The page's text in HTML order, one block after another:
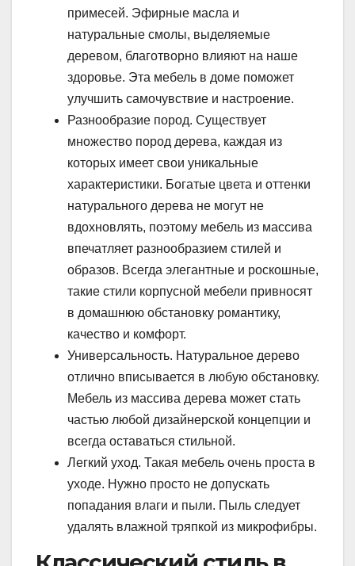
примесей. Эфирные масла и
натуральные смолы, выделяемые
деревом, благотворно влияют на наше
здоровье. Эта мебель в доме поможет
улучшить самочувствие и настроение.
Разнообразие пород. Существует
множество пород дерева, каждая из
которых имеет свои уникальные
характеристики. Богатые цвета и оттенки
натурального дерева не могут не
вдохновлять, поэтому мебель из массива
впечатляет разнообразием стилей и
образов. Всегда элегантные и роскошные,
такие стили корпусной мебели привносят
в домашнюю обстановку романтику,
качество и комфорт.
Универсальность. Натуральное дерево
отлично вписывается в любую обстановку.
Мебель из массива дерева может стать
частью любой дизайнерской концепции и
всегда оставаться стильной.
Легкий уход. Такая мебель очень проста в
уходе. Нужно просто не допускать
попадания влаги и пыли. Пыль следует
удалять влажной тряпкой из микрофибры.